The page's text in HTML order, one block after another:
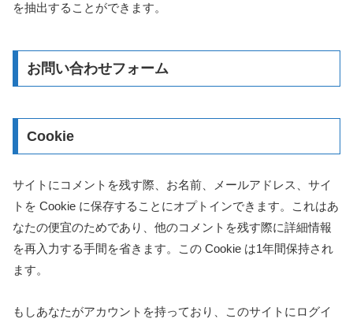
を抽出することができます。
お問い合わせフォーム
Cookie
サイトにコメントを残す際、お名前、メールアドレス、サイ
トを Cookie に保存することにオプトインできます。これはあ
なたの便宜のためであり、他のコメントを残す際に詳細情報
を再入力する手間を省きます。この Cookie は1年間保持され
ます。
もしあなたがアカウントを持っており、このサイトにログイ